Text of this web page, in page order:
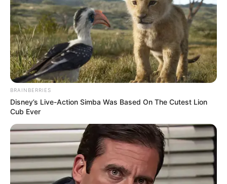
BRAINBERRIES
Disney’s Live-Action Simba Was Based On The Cutest Lion
Cub Ever